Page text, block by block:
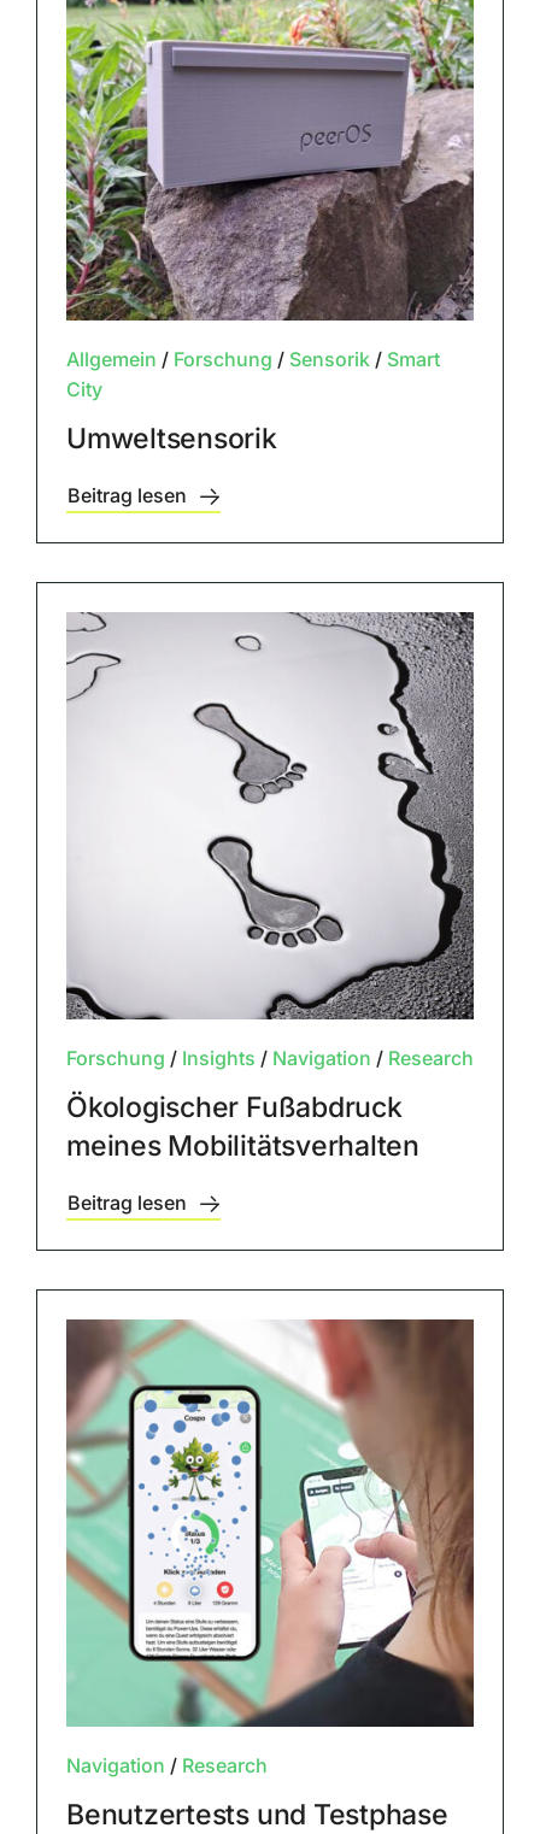
Allgemein / Forschung / Sensorik/ Smart
City
Umweltsensorik
Beitrag lesen
Forschung / Insights / Navigation / Research
Ökologischer Fußabdruck
meines Mobilitätsverhalten
Beitrag lesen
Navigation / Research
Benutzertests und Testphase